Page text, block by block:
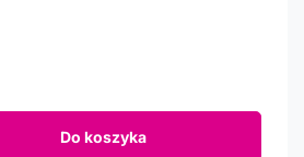
Do koszyka